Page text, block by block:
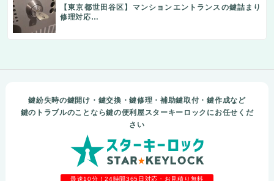
【東京都世田谷区】マンションエントランスの鍵詰まり
修理対応…
鍵紛失時の鍵開け・鍵交換・鍵修理・補助鍵取付・鍵作成など
鍵のトラブルのことなら鍵の便利屋スターキーロックにお任せくだ
さい
最速10分！24時間365日対応・お見積り無料